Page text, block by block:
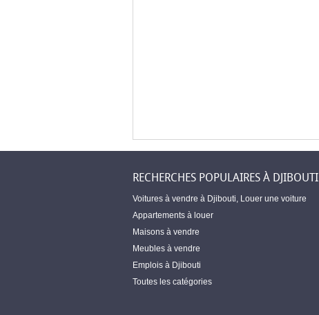
RECHERCHES POPULAIRES À DJIBOUTI
Voitures à vendre à Djibouti Louer une voiture
Appartements à louer
Maisons à vendre
Meubles à vendre
Emplois à Djibouti
Toutes les catégories